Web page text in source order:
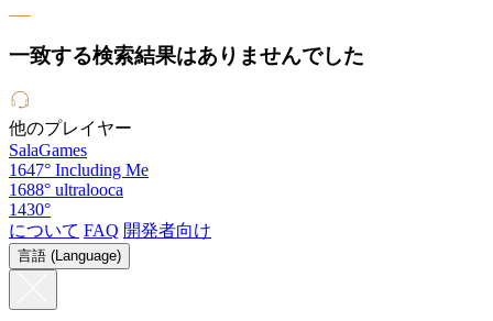
一致する検索結果はありませんでした
他のプレイヤー
SalaGames
1647° Including Me
1688° ultralooca
1430°
について FAQ 開発者向け
言語 (Language)